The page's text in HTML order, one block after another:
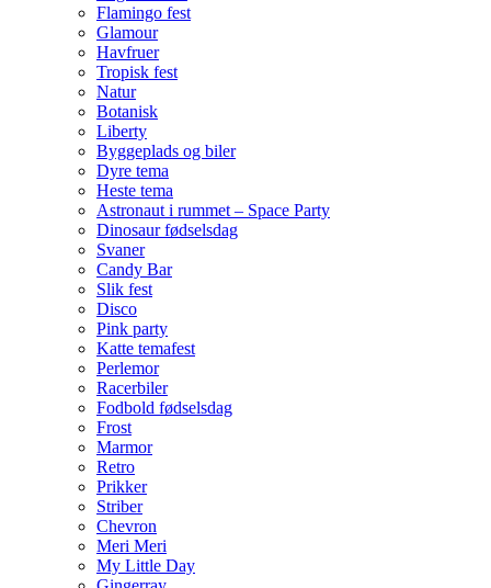
Flamingo fest
Glamour
Havfruer
Tropisk fest
Natur
Botanisk
Liberty
Byggeplads og biler
Dyre tema
Heste tema
Astronaut i rummet – Space Party
Dinosaur fødselsdag
Svaner
Candy Bar
Slik fest
Disco
Pink party
Katte temafest
Perlemor
Racerbiler
Fodbold fødselsdag
Frost
Marmor
Retro
Prikker
Striber
Chevron
Meri Meri
My Little Day